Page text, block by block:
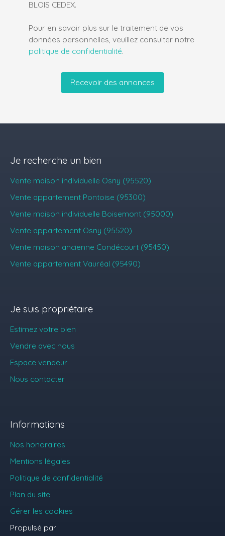
BLOIS CEDEX.
Pour en savoir plus sur le traitement de vos
données personnelles, veuillez consulter notre
politique de confidentialité.
Recevoir des annonces
Je recherche un bien
Vente maison individuelle Osny (95520)
Vente appartement Pontoise (95300)
Vente maison individuelle Boisemont (95000)
Vente appartement Osny (95520)
Vente maison ancienne Condécourt (95450)
Vente appartement Vauréal (95490)
Je suis propriétaire
Estimez votre bien
Vendre avec nous
Espace vendeur
Nous contacter
Informations
Nos honoraires
Mentions légales
Politique de confidentialité
Plan du site
Gérer les cookies
Propulsé par